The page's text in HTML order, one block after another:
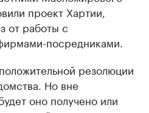
проект Хартии,
от работы с
посредниками.
резолюции
Но вне
оно получено или